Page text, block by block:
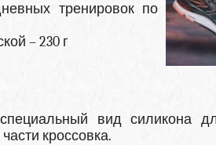
тренировок по
– 230 г
вид силикона
кроссовка.